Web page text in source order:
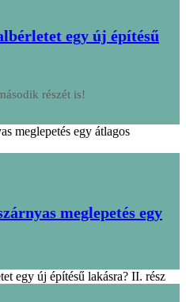
egy új építésű
részét is!
meglepetés egy